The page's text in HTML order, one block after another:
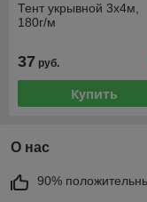
Тент укрывной 3х4м,
180г/м
37 руб.
Купить
О нас
90%